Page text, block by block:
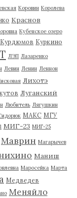
Коровин Королева
Краснов
Кубенское озеро
Курдюмов Куркино
ЛЭП Лазаренко
Левин Ленин Леннон
Лихотэ
Луганский
Любитель Лягушкин
МАКС МГУ
МИГ-23 МИГ-25
Маврин Магарычев
Маниш
Маросейка Марта
Медведев
Меняйло